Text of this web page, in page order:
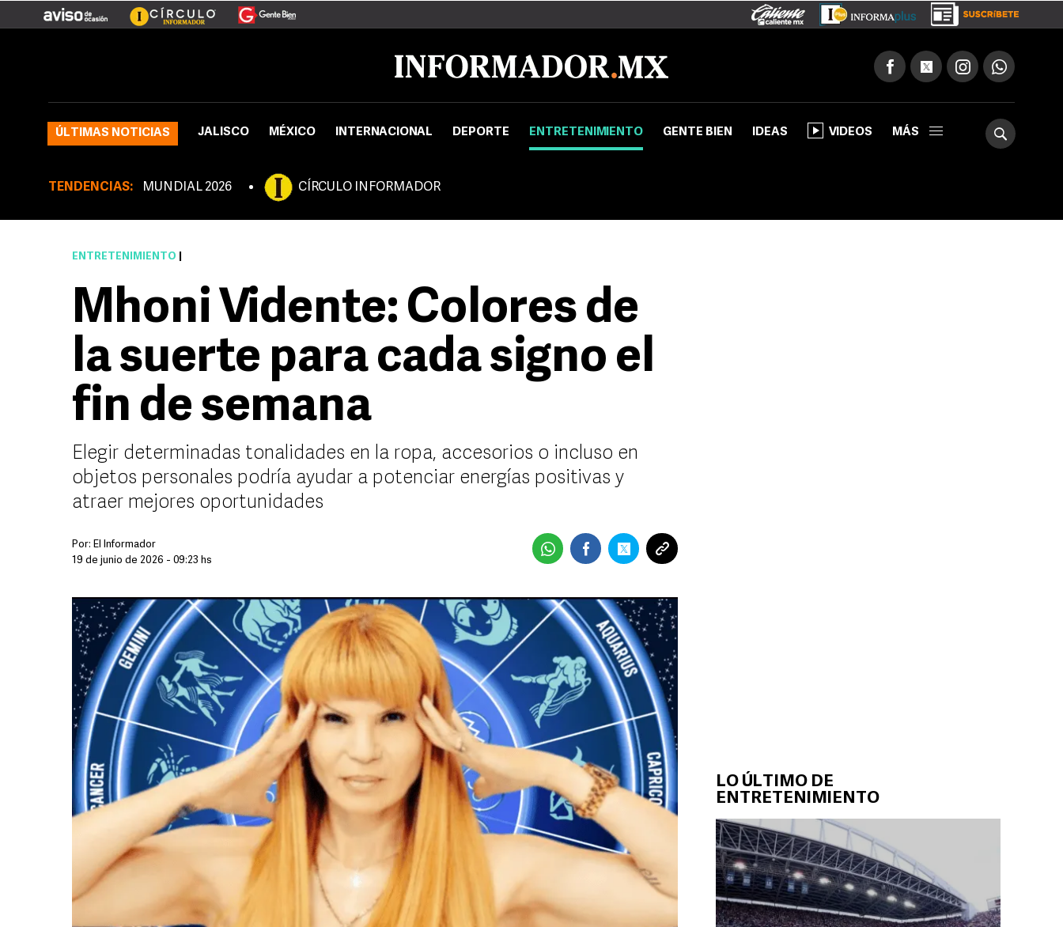
ÚLTIMAS NOTICIAS JALISCO MÉXICO INTERNACIONAL DEPORTE ENTRETENIMIENTO GENTE BIEN IDEAS VIDEOS MÁS
TENDENCIAS: MUNDIAL 2026 CÍRCULO INFORMADOR
LO ÚLTIMO DE
ENTRETENIMIENTO
ENTRETENIMIENTO
Mhoni Vidente: Colores de
la suerte para cada signo el
fin de semana
Elegir determinadas tonalidades en la ropa, accesorios o incluso en
objetos personales podría ayudar a potenciar energías positivas y
atraer mejores oportunidades
Por: El Informador
19 de junio de 2026 - 09:23 hs